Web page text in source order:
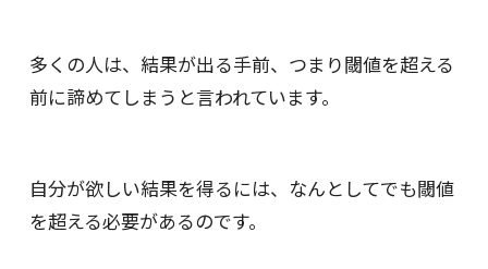
多くの人は、結果が出る手前、 つまり閾値を超える
前に諦めてしまうと言われています。
自分が欲しい結果を得るには、 なんとしてでも閾値
を超える必要があるのです。